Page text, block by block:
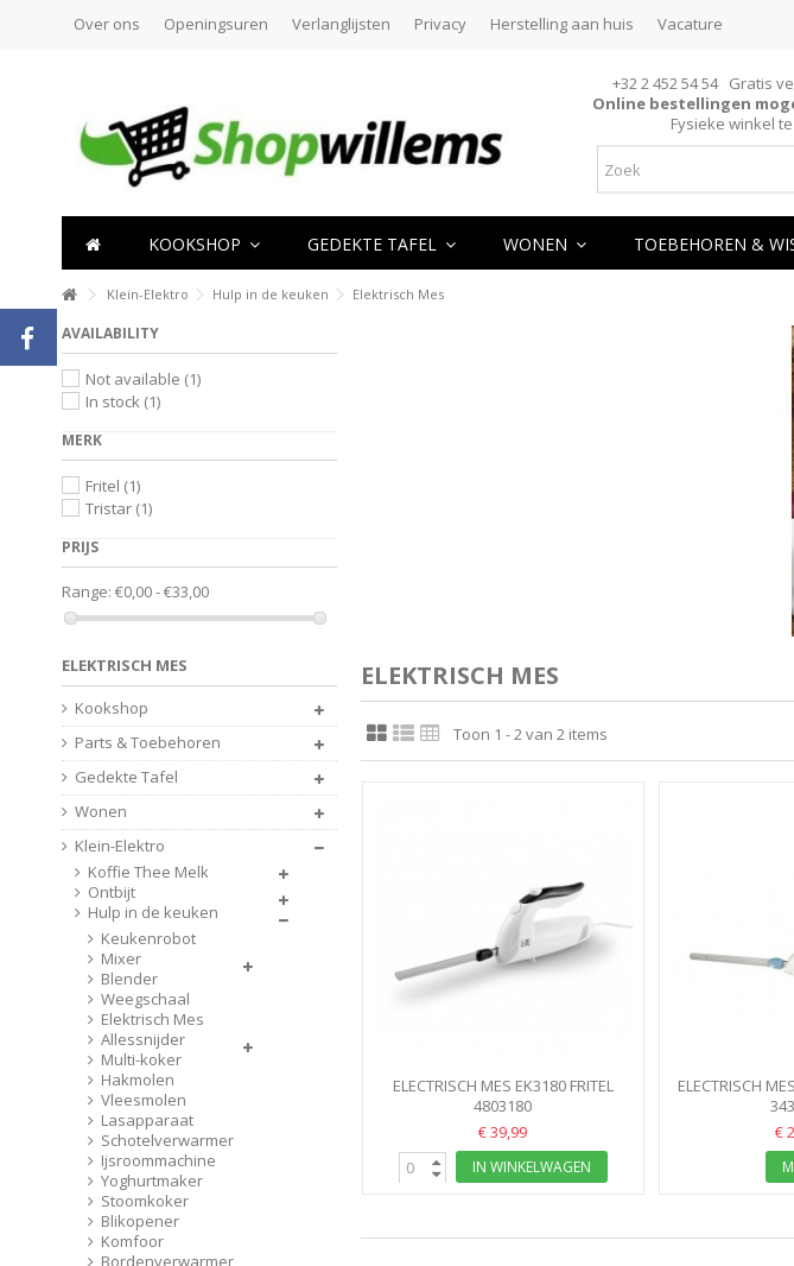
Over ons Openingsuren Verlanglijsten Privacy Herstelling aan huis Vacature
+32 2 452 54 54 Gratis
Online bestellingen
Fysieke winkel te
KOOKSHOP GEDEKTE TAFEL WONEN TOEBEHOREN &
Klein-Elektro Hulp in de keuken Elektrisch Mes
ELEKTRISCH MES
Toon 1 - 2 van 2 items
ELECTRISCH MES EK3180 FRITEL
4803180
€ 39,99
IN WINKELWAGEN
ELECTRISCH
€
AVAILABILITY
Not available (1)
In stock (1)
MERK
Fritel (1)
Tristar (1)
PRIJS
Range: €0,00 - €33,00
ELEKTRISCH MES
Kookshop
Parts & Toebehoren
Gedekte Tafel
Wonen
Klein-Elektro
Koffie Thee Melk
Ontbijt
Hulp in de keuken
Keukenrobot
Mixer
Blender
Weegschaal
Elektrisch Mes
Allessnijder
Multi-koker
Hakmolen
Vleesmolen
Lasapparaat
Schotelverwarmer
Ijsroommachine
Yoghurtmaker
Stoomkoker
Blikopener
Komfoor
Bordenverwarmer